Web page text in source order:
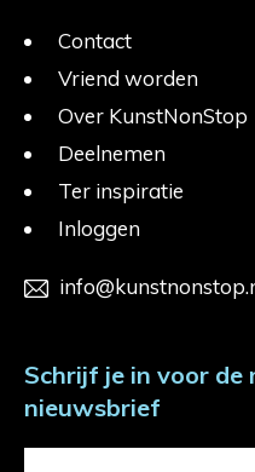
Contact
Vriend worden
Over KunstNonStop
Deelnemen
Ter inspiratie
Inloggen
Schrijf je in voor de
nieuwsbrief